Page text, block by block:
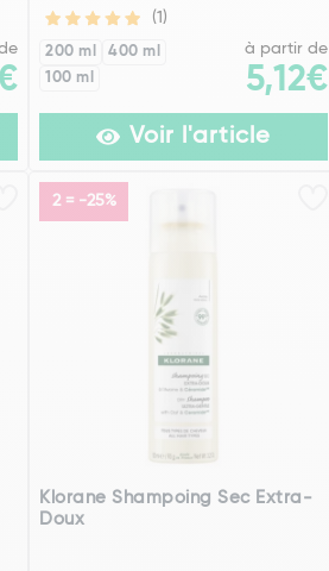
(1)
200 ml
400 ml
100 ml
à partir de
5,12€
Voir l'article
2 = -25%
Klorane Shampoing Sec Extra-
Doux